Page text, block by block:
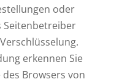
oder
Seitenbetreiber
erkennen Sie
Browsers von